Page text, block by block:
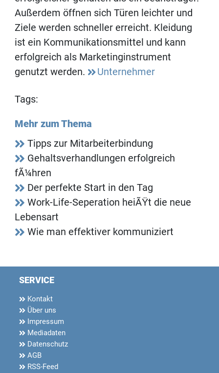
Außerdem öffnen sich Türen leichter und
Ziele werden schneller erreicht. Kleidung
ist ein Kommunikationsmittel und kann
erfolgreich als Marketinginstrument
genutzt werden.
Unternehmer
Tags:
Mehr zum Thema
Tipps zur Mitarbeiterbindung
Gehaltsverhandlungen erfolgreich
fÃ¼hren
Der perfekte Start in den Tag
Work-Life-Seperation heiÃŸt die neue
Lebensart
Wie man effektiver kommuniziert
SERVICE
Kontakt
Über uns
Impressum
Mediadaten
Datenschutz
AGB
RSS-Feed